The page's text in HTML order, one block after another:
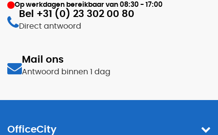
Op werkdagen bereikbaar van 08:30 - 17:00
Bel +31 (0) 23 302 00 80
Direct antwoord
Mail ons
Antwoord binnen 1 dag
OfficeCity